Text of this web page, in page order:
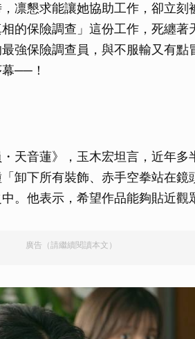
凛懇求能讓她協助工作，卻立刻
的保險調查」這份工作，死纏著
強保險調查員，與不服輸又有點
──！
天音蓮》，玉木宏坦言，近年多
卸下所有裝飾、赤手空拳站在鏡
。他表示，希望作品能夠貼近觀
廣告（請繼續閱讀本文）